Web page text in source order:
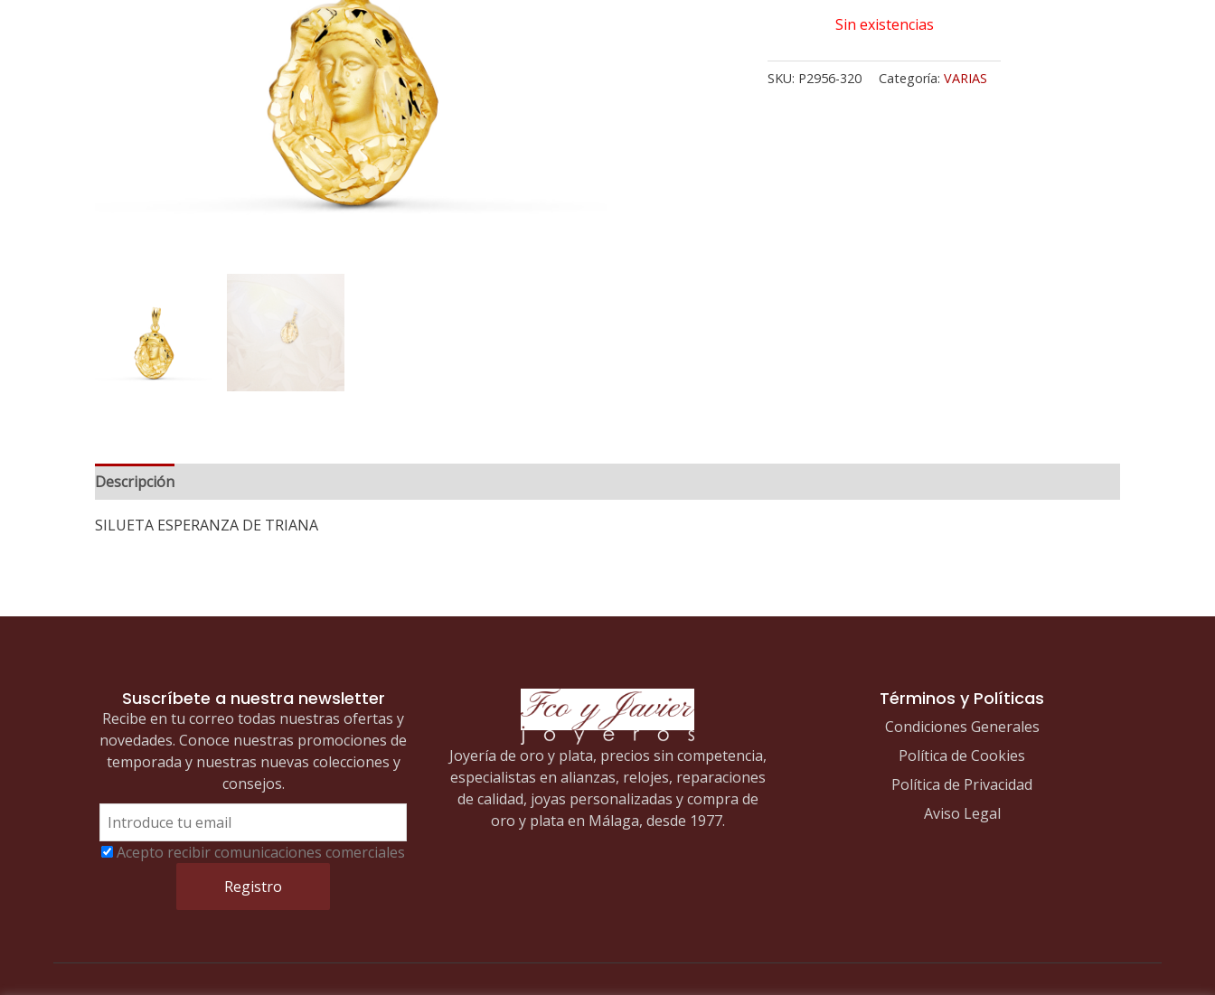
Sin existencias
SKU: P2956-320 Categoría:VARIAS
Descripción
SILUETA ESPERANZA DE TRIANA
Suscríbete a nuestra newsletter
Recibe en tu correo todas nuestras ofertas y
novedades. Conoce nuestras promociones de
temporada y nuestras nuevas colecciones y
consejos.
Acepto recibir comunicaciones comerciales
Joyería de oro y plata, precios sin competencia,
especialistas en alianzas, relojes, reparaciones
de calidad, joyas personalizadas y compra de
oro y plata en Málaga, desde 1977.
Términos y Políticas
Condiciones Generales
Política de Cookies
Política de Privacidad
Aviso Legal